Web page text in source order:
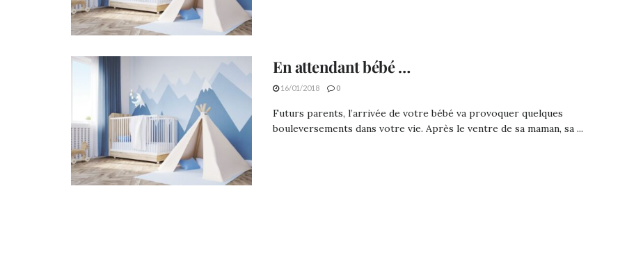
En attendant bébé …
16/01/2018 0
Futurs parents, l’arrivée de votre bébé va provoquer quelques
bouleversements dans votre vie. Après le ventre de sa maman, sa ...